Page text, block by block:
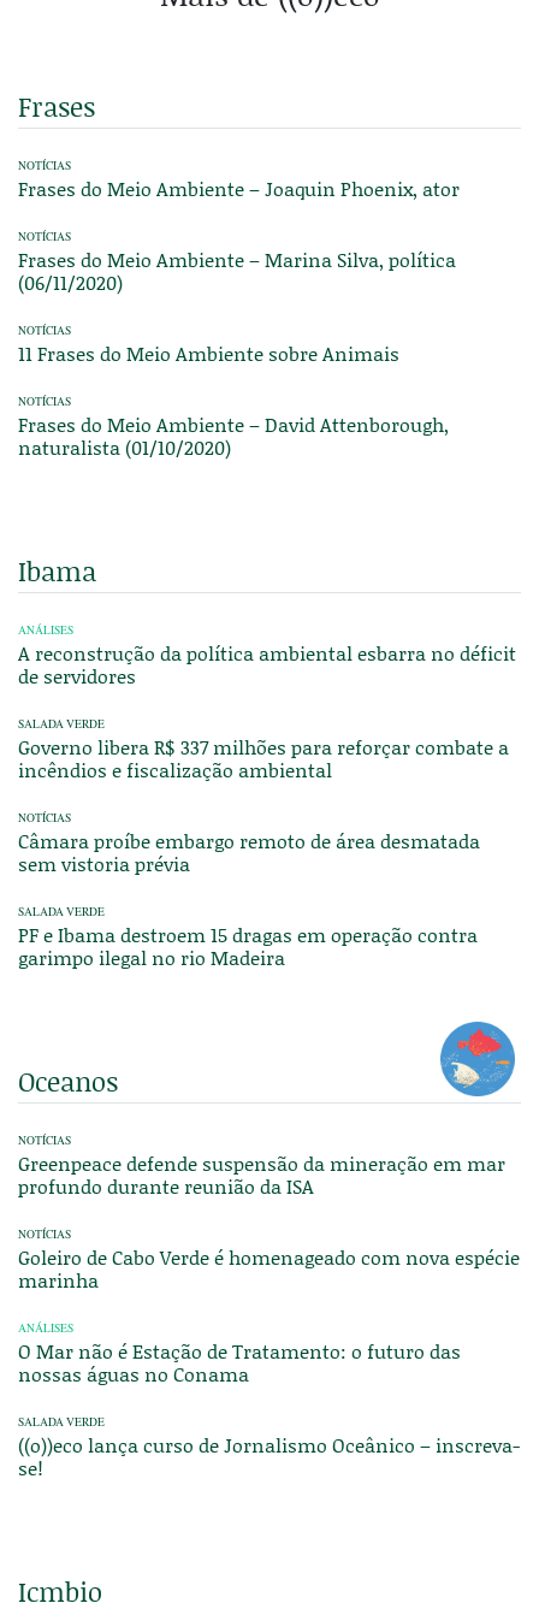
Frases
NOTÍCIAS
Frases do Meio Ambiente – Joaquin Phoenix, ator
NOTÍCIAS
Frases do Meio Ambiente – Marina Silva, política
(06/11/2020)
NOTÍCIAS
11 Frases do Meio Ambiente sobre Animais
NOTÍCIAS
Frases do Meio Ambiente – David Attenborough,
naturalista (01/10/2020)
Ibama
ANÁLISES
A reconstrução da política ambiental esbarra no déficit
de servidores
SALADA VERDE
Governo libera R$ 337 milhões para reforçar combate a
incêndios e fiscalização ambiental
NOTÍCIAS
Câmara proíbe embargo remoto de área desmatada
sem vistoria prévia
SALADA VERDE
PF e Ibama destroem 15 dragas em operação contra
garimpo ilegal no rio Madeira
Oceanos
NOTÍCIAS
Greenpeace defende suspensão da mineração em mar
profundo durante reunião da ISA
NOTÍCIAS
Goleiro de Cabo Verde é homenageado com nova espécie
marinha
ANÁLISES
O Mar não é Estação de Tratamento: o futuro das
nossas águas no Conama
SALADA VERDE
((o))eco lança curso de Jornalismo Oceânico – inscreva-
se!
Icmbio